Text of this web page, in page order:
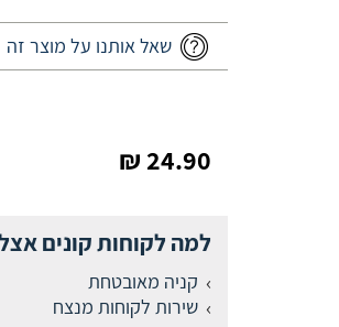
שאל אותנו על מוצר זה
24.90 ₪
למה לקוחות קונים
קניה מאובטחת
שירות לקוחות מנצח